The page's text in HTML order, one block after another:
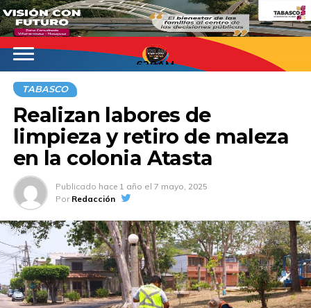
620AM
TABASCO
Realizan labores de
limpieza y retiro de maleza
en la colonia Atasta
Publicado hace 1 año el 7 mayo, 2025
Por Redacción